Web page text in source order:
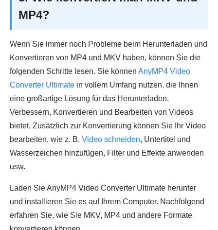
MP4?
Wenn Sie immer noch Probleme beim Herunterladen und
Konvertieren von MP4 und MKV haben, können Sie die
folgenden Schritte lesen. Sie können AnyMP4 Video
Converter Ultimate in vollem Umfang nutzen, die Ihnen
eine großartige Lösung für das Herunterladen,
Verbessern, Konvertieren und Bearbeiten von Videos
bietet. Zusätzlich zur Konvertierung können Sie Ihr Video
bearbeiten, wie z. B. Video schneiden, Untertitel und
Wasserzeichen hinzufügen, Filter und Effekte anwenden
usw.
Laden Sie AnyMP4 Video Converter Ultimate herunter
und installieren Sie es auf Ihrem Computer. Nachfolgend
erfahren Sie, wie Sie MKV, MP4 und andere Formate